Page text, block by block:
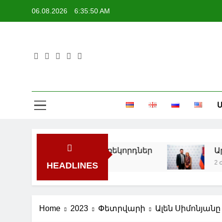
06.08.2026 6:35:50 AM
HEADLINES
են շոգի նոր ռեկորդներ
2 Ժամ Ago
Home 2023 Փետրվարի Ալեն